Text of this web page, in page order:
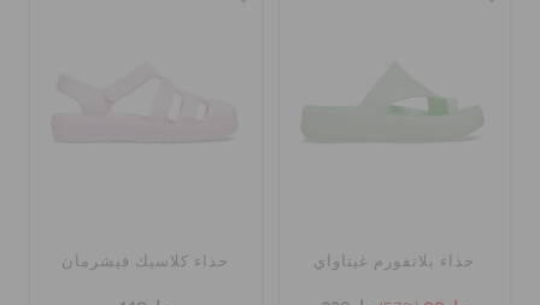
حذاء بلاتفورم غيتاواي حذاء كلاسيك فيشرمان